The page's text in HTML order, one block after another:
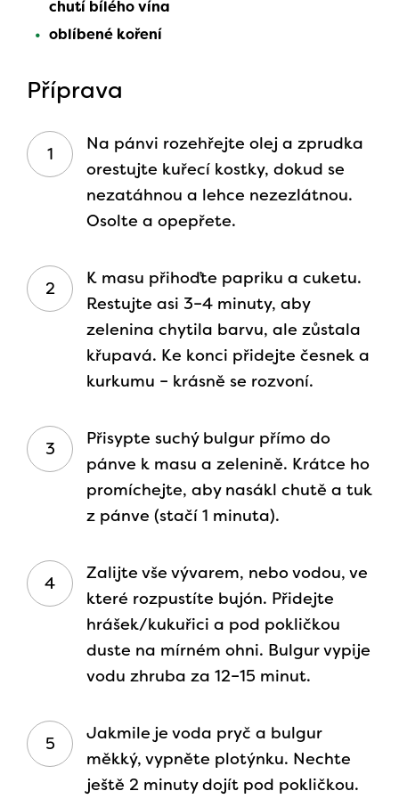
chutí bílého vína
oblíbené koření
Příprava
Na pánvi rozehřejte olej a zprudka
orestujte kuřecí kostky, dokud se
nezatáhnou a lehce nezezlátnou.
Osolte a opepřete.
K masu přihoďte papriku a cuketu.
Restujte asi 3–4 minuty, aby
zelenina chytila barvu, ale zůstala
křupavá. Ke konci přidejte česnek a
kurkumu – krásně se rozvoní.
Přisypte suchý bulgur přímo do
pánve k masu a zelenině. Krátce ho
promíchejte, aby nasákl chutě a tuk
z pánve (stačí 1 minuta).
Zalijte vše vývarem, nebo vodou, ve
které rozpustíte bujón. Přidejte
hrášek/kukuřici a pod pokličkou
duste na mírném ohni. Bulgur vypije
vodu zhruba za 12–15 minut.
Jakmile je voda pryč a bulgur
měkký, vypněte plotýnku. Nechte
ještě 2 minuty dojít pod pokličkou.